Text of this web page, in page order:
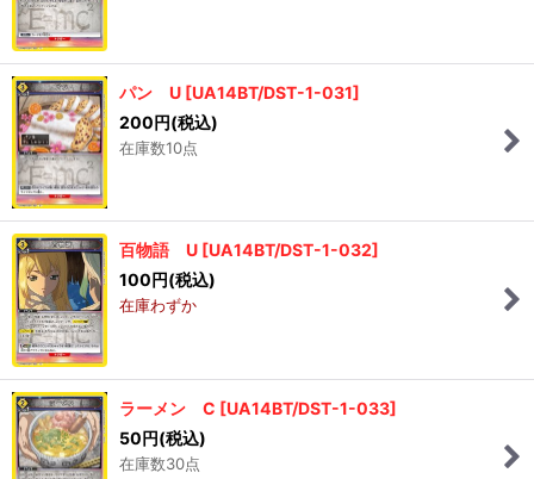
パン U [UA14BT/DST-1-031]
200円(税込)
在庫数10点
百物語 U [UA14BT/DST-1-032]
100円(税込)
在庫わずか
ラーメン C [UA14BT/DST-1-033]
50円(税込)
在庫数30点